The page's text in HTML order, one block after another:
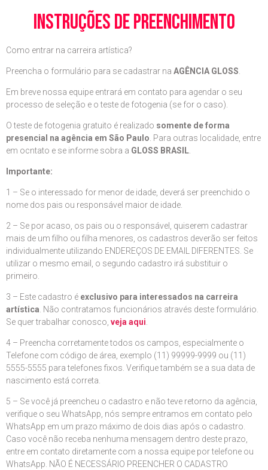
instruções de preenchimento
Como entrar na carreira artística?
Preencha o formulário para se cadastrar na AGÊNCIA GLOSS
Em breve nossa equipe entrará em contato para agendar o seu
processo de seleção e o teste de fotogenia (se for o caso).
O teste de fotogenia gratuito é realizado somente de forma
presencial na agência em São Paulo . Para outras localidade, entre
em ocntato e se informe sobra a GLOSS BRASIL
Importante:
1 – Se o interessado for menor de idade, deverá ser preenchido o
nome dos pais ou responsável maior de idade.
2 – Se por acaso, os pais ou o responsável, quiserem cadastrar
mais de um filho ou filha menores, os cadastros deverão ser feitos
individualmente utilizando ENDEREÇOS DE EMAIL DIFERENTES. Se
utilizar o mesmo email, o segundo cadastro irá substituir o
primeiro.
3 – Este cadastro é exclusivo para interessados na carreira
artística . Não contratamos funcionários através deste formulário.
Se quer trabalhar conosco, veja aqui
4 – Preencha corretamente todos os campos, especialmente o
Telefone com código de área, exemplo (11) 99999-9999 ou (11)
5555-5555 para telefones fixos. Verifique também se a sua data de
nascimento está correta.
5 – Se você já preencheu o cadastro e não teve retorno da agência,
verifique o seu WhatsApp, nós sempre entramos em contato pelo
WhatsApp em um prazo máximo de dois dias após o cadastro.
Caso você não receba nenhuma mensagem dentro deste prazo,
entre em contato diretamente com a nossa equipe por telefone ou
WhatsApp. NÃO É NECESSÁRIO PREENCHER O CADASTRO